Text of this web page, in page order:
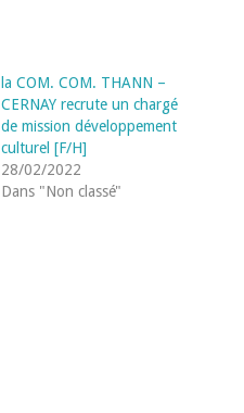
la COM. COM. THANN –
CERNAY recrute un chargé
de mission développement
culturel [F/H]
28/02/2022
Dans "Non classé"